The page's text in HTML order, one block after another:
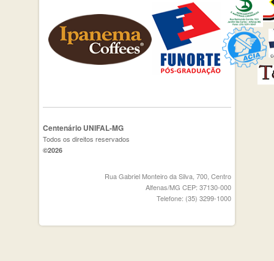
Centenário UNIFAL-MG
Todos os direitos reservados
©2026
Rua Gabriel Monteiro da Silva, 700, Centro
Alfenas/MG CEP: 37130-000
Telefone: (35) 3299-1000